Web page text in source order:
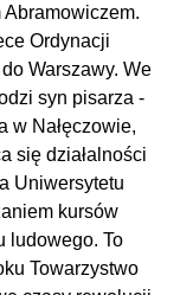
Ordynacji
Warszawy. We
syn pisarza -
w Nałęczowie,
się działalności
Uniwersytetu
kursów
ludowego. To
Towarzystwo